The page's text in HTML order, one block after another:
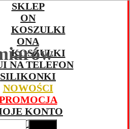
SKLEP
ON
KOSZULKI
ONA
KOSZULKI
NA TELEFON
SILIKONKI
NOWOŚCI
KONTO
KONTAKT